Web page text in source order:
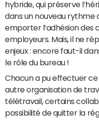
hybride, qui préserve
dans un nouveau rythme
emporter l’adhésion des
employeurs. Mais, il ne
enjeux : encore faut-il
le rôle du bureau !
Chacun a pu effectuer
autre organisation de
télétravail, certains
possibilité de quitter la